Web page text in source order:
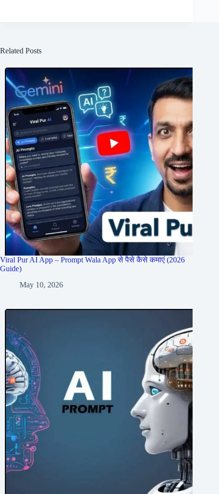
Related Posts
Viral Pur AI App – Prompt Wala App से पैसे कैसे कमाएं (2026
Guide)
May 10, 2026